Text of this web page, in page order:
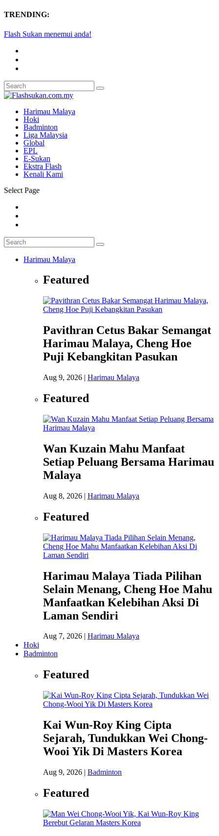
TRENDING:
Flash Sukan menemui anda!
Harimau Malaya
Hoki
Badminton
Liga Malaysia
Global
EPL
E-Sukan
Ekstra Flash
Kenali Kami
Select Page
Harimau Malaya
Featured
Pavithran Cetus Bakar Semangat
Harimau Malaya, Cheng Hoe
Puji Kebangkitan Pasukan
Aug 9, 2026 | Harimau Malaya
Featured
Wan Kuzain Mahu Manfaat
Setiap Peluang Bersama Harimau
Malaya
Aug 8, 2026 | Harimau Malaya
Featured
Harimau Malaya Tiada Pilihan
Selain Menang, Cheng Hoe Mahu
Manfaatkan Kelebihan Aksi Di
Laman Sendiri
Aug 7, 2026 | Harimau Malaya
Hoki
Badminton
Featured
Kai Wun-Roy King Cipta
Sejarah, Tundukkan Wei Chong-
Wooi Yik Di Masters Korea
Aug 9, 2026 | Badminton
Featured